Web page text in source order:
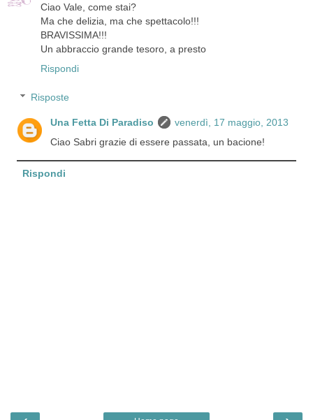
Ciao Vale, come stai?
Ma che delizia, ma che spettacolo!!!
BRAVISSIMA!!!
Un abbraccio grande tesoro, a presto
Rispondi
Risposte
Una Fetta Di Paradiso
venerdì, 17 maggio, 2013
Ciao Sabri grazie di essere passata, un bacione!
Rispondi